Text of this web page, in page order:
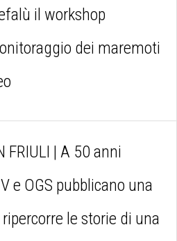
il workshop
dei maremoti
FRIULI | A 50 anni
e OGS pubblicano una
le storie di una